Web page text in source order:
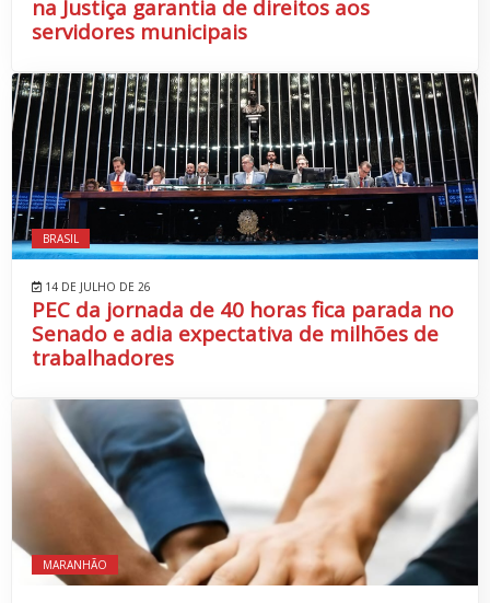
na Justiça garantia de direitos aos
servidores municipais
BRASIL
14 DE JULHO DE 26
PEC da jornada de 40 horas fica parada no
Senado e adia expectativa de milhões de
trabalhadores
MARANHÃO